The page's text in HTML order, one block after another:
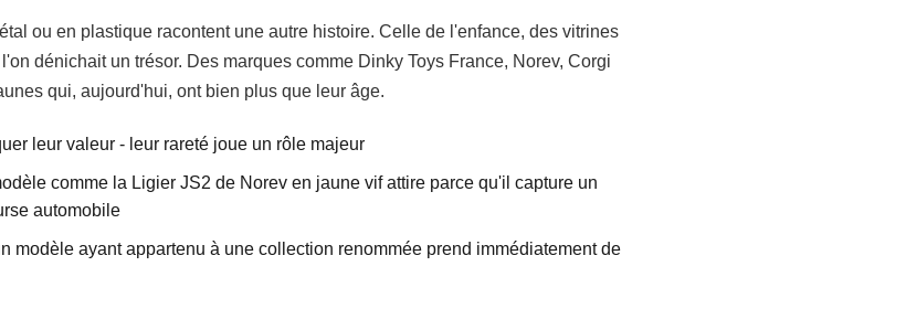
ou en plastique racontent une autre histoire. Celle de l'enfance, des vitrines
dénichait un trésor. Des marques comme Dinky Toys France, Norev, Corgi
qui, aujourd'hui, ont bien plus que leur âge.
leur valeur - leur rareté joue un rôle majeur
comme la Ligier JS2 de Norev en jaune vif attire parce qu'il capture un
automobile
modèle ayant appartenu à une collection renommée prend immédiatement de